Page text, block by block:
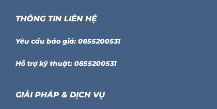
THÔNG TIN LIÊN HỆ
Yêu cầu báo giá: 0855200531
Hỗ trợ kỹ thuật: 0855200531
GIẢI PHÁP & DỊCH VỤ